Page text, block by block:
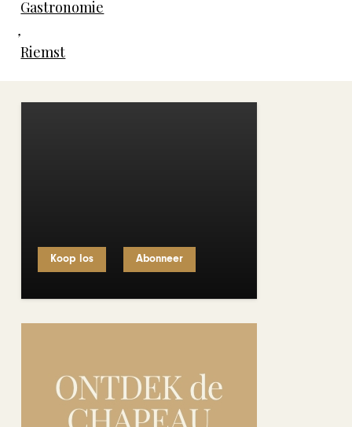
Gastronomie
,
Riemst
Koop los Abonneer